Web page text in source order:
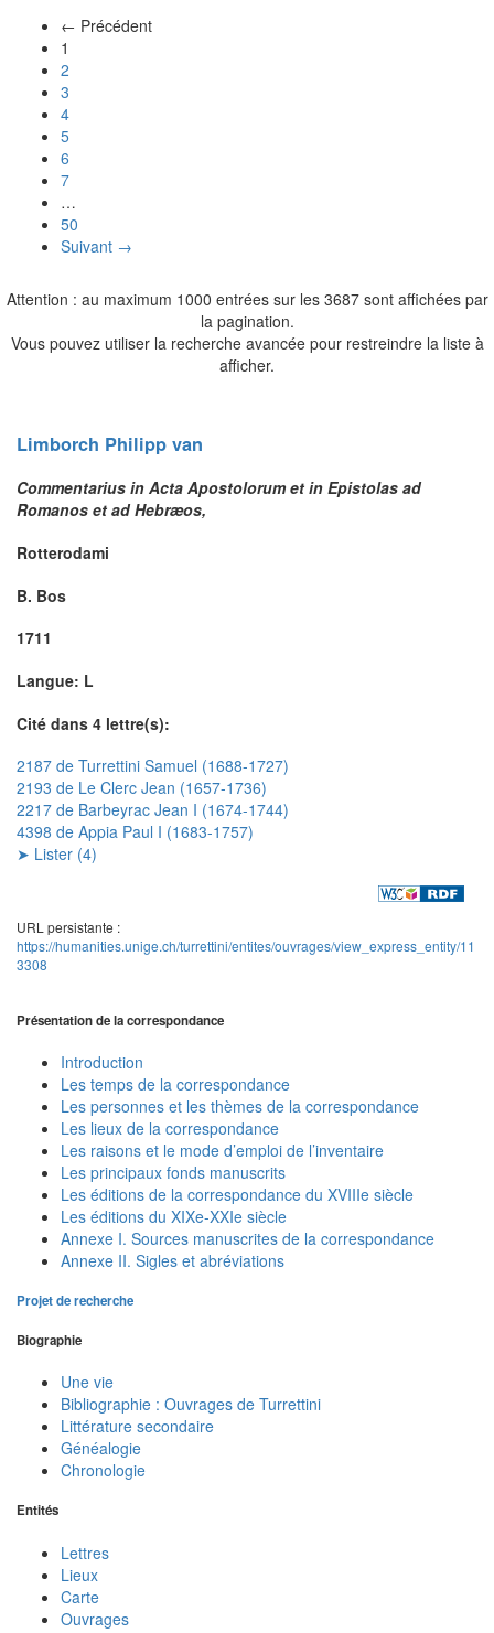
← Précédent
1
2
3
4
5
6
7
…
50
Suivant →
Attention : au maximum 1000 entrées sur les 3687 sont affichées par
la pagination.
Vous pouvez utiliser la recherche avancée pour restreindre la liste à
afficher.
Limborch Philipp van
Commentarius in Acta Apostolorum et in Epistolas ad
Romanos et ad Hebræos,
Rotterodami
B. Bos
1711
Langue: L
Cité dans 4 lettre(s):
2187 de Turrettini Samuel (1688-1727)
2193 de Le Clerc Jean (1657-1736)
2217 de Barbeyrac Jean I (1674-1744)
4398 de Appia Paul I (1683-1757)
➤ Lister (4)
URL persistante :
https://humanities.unige.ch/turrettini/entites/ouvrages/view_express_entity/11
3308
Présentation de la correspondance
Introduction
Les temps de la correspondance
Les personnes et les thèmes de la correspondance
Les lieux de la correspondance
Les raisons et le mode d’emploi de l’inventaire
Les principaux fonds manuscrits
Les éditions de la correspondance du XVIIIe siècle
Les éditions du XIXe-XXIe siècle
Annexe I. Sources manuscrites de la correspondance
Annexe II. Sigles et abréviations
Projet de recherche
Biographie
Une vie
Bibliographie : Ouvrages de Turrettini
Littérature secondaire
Généalogie
Chronologie
Entités
Lettres
Lieux
Carte
Ouvrages